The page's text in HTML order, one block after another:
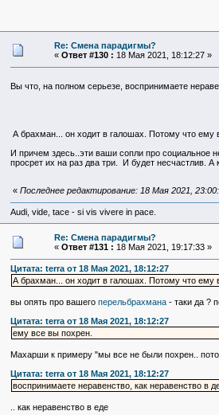
Re: Смена парадигмы?
« Ответ #130 : 18 Мая 2021, 18:12:27 »
Вы что, на полном серьезе, воспринимаете
А брахман... он ходит в галошах. Потому что ему
И причем здесь..эти ваши сопли про социальное
просрет их на раз два три. И будет несчастлив. А
« Последнее редактирование: 18 Мая 2021,
Audi, vide, tace - si vis vivere in pace.
Re: Смена парадигмы?
« Ответ #131 : 18 Мая 2021, 19:17:33 »
Цитата: terra от 18 Мая 2021, 18:12:27
А брахман... он ходит в галошах. Потому что ему
вы опять про вашего перельбрахмана- таки да ?
Цитата: terra от 18 Мая 2021, 18:12:27
ему все вы похрен.
Махарши к примеру "мы все не были похрен..
Цитата: terra от 18 Мая 2021, 18:12:27
воспринимаете неравенство, как неравенство в
.. как неравенство в еде